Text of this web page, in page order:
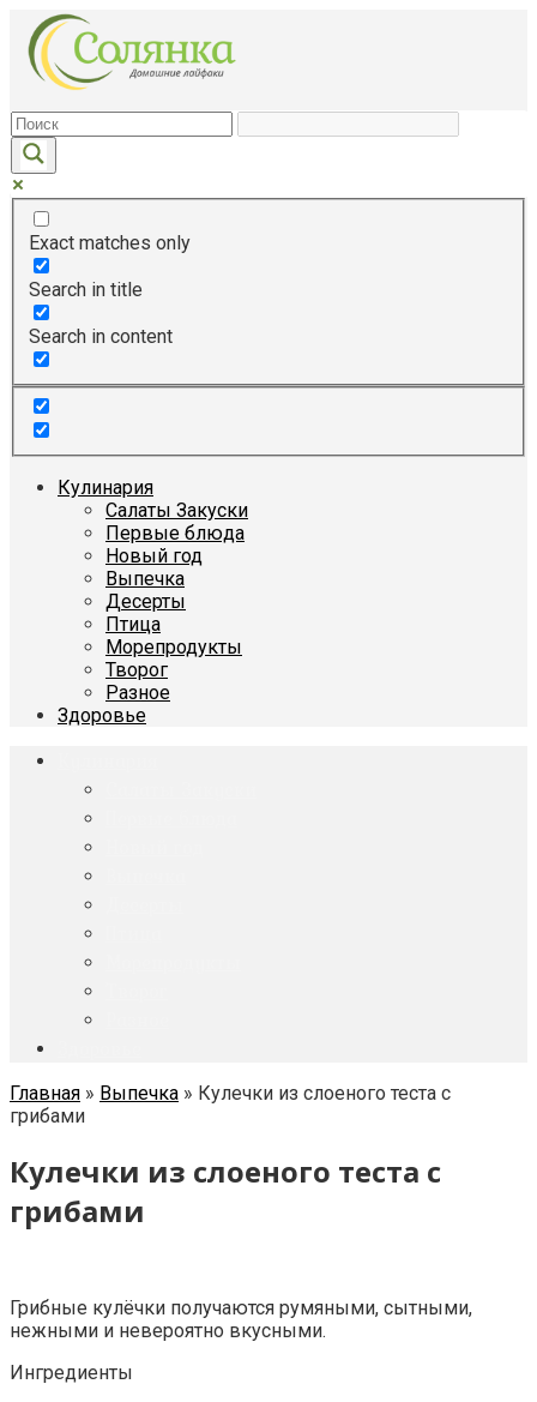
Перейти
контенту
Exact matches only
Search in title
Search in content
Кулинария
Салаты Закуски
Первые блюда
Новый год
Выпечка
Десерты
Птица
Морепродукты
Творог
Разное
Здоровье
Главная » Выпечка » Кулечки из слоеного теста с
грибами
Кулечки из слоеного теста с
грибами
Грибные кулёчки получаются румяными, сытными,
нежными и невероятно вкусными.
Ингредиенты